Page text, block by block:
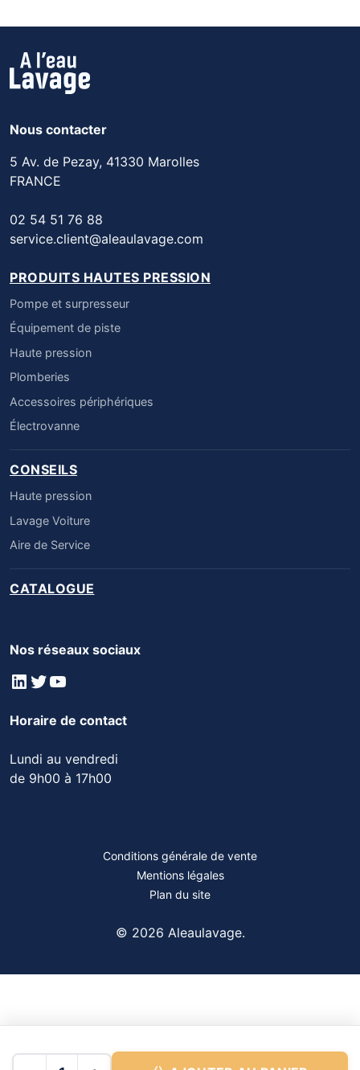
Nous contacter
5 Av. de Pezay, 41330 Marolles
FRANCE
02 54 51 76 88
service.client@aleaulavage.com
PRODUITS HAUTES PRESSION
Pompe et surpresseur
Équipement de piste
Haute pression
Plomberies
Accessoires périphériques
Électrovanne
CONSEILS
Haute pression
Lavage Voiture
Aire de Service
CATALOGUE
Nos réseaux sociaux
LinkedIn
Twitter
YouTube
Horaire de contact
Lundi au vendredi
de 9h00 à 17h00
Conditions générale de vente
Mentions légales
Plan du site
© 2026 Aleaulavage.